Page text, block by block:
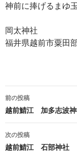
神前に捧げるまゆ
岡太神社
福井県越前市粟田
投
稿
ナ
ビ
前の投稿
越前鯖江 加多志波
次の投稿
越前鯖江 石部神社